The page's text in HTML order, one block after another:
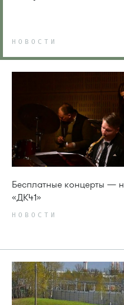
НОВОСТИ
Бесплатные концерты —
«ДК41»
НОВОСТИ